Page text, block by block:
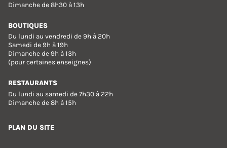
Dimanche de 8h30 à 13h
BOUTIQUES
Du lundi au vendredi de 9h à 20h
Samedi de 9h à 19h
Dimanche de 9h à 13h
(pour certaines enseignes)
RESTAURANTS
Du lundi au samedi de 7h30 à 22h
Dimanche de 8h à 15h
PLAN DU SITE